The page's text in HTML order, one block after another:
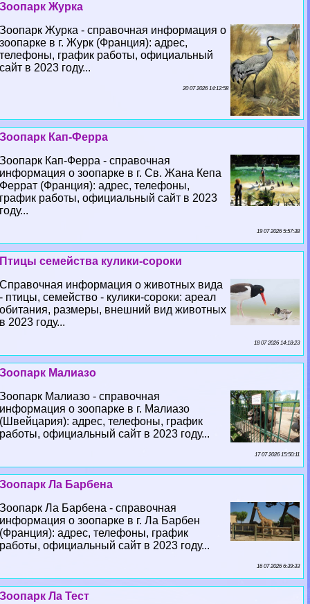
Зоопарк Журка
Зоопарк Журка - справочная информация о
зоопарке в г. Журк (Франция): адрес,
телефоны, график работы, официальный
сайт в 2023 году...
20 07 2026 14:12:58
Зоопарк Кап-Ферра
Зоопарк Кап-Ферра - справочная
информация о зоопарке в г. Св. Жана Кепа
Феррат (Франция): адрес, телефоны,
график работы, официальный сайт в 2023
году...
19 07 2026 5:57:38
Птицы семейства кулики-сороки
Справочная информация о животных вида
- птицы, семейство - кулики-сороки: ареал
обитания, размеры, внешний вид животных
в 2023 году...
18 07 2026 14:18:23
Зоопарк Малиазо
Зоопарк Малиазо - справочная
информация о зоопарке в г. Малиазо
(Швейцария): адрес, телефоны, график
работы, официальный сайт в 2023 году...
17 07 2026 15:50:11
Зоопарк Ла Барбена
Зоопарк Ла Барбена - справочная
информация о зоопарке в г. Ла Барбен
(Франция): адрес, телефоны, график
работы, официальный сайт в 2023 году...
16 07 2026 6:39:33
Зоопарк Ла Тест